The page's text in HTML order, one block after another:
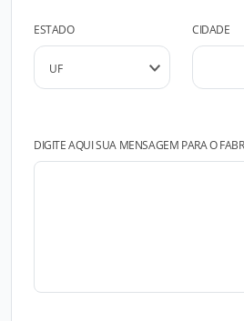
ESTADO CIDADE
DIGITE AQUI SUA MENSAGEM PARA O